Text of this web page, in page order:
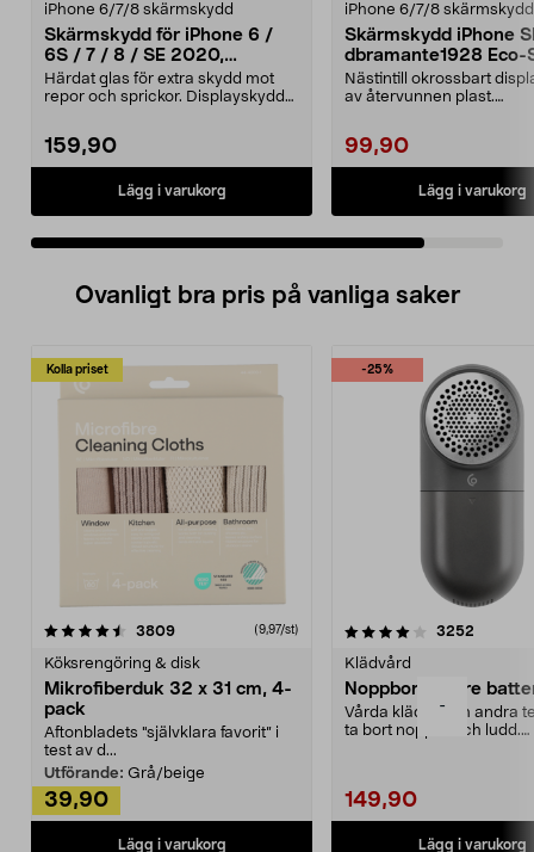
-
iPhone 6/7/8 skärmskydd
Skärmskydd för iPhone 6 /
6S / 7 / 8 / SE 2020,
Tempered Glass
Härdat glas för extra skydd mot
repor och sprickor. Displayskyddet
159,90
Lägg i varukorg
iPhone 6/7/8 skärmskydd
Skärmskydd iPhone
dbramante1928 Eco-
Nästintill okrossbart
av återvunnen plast.
99,90
Lägg i varukorg
Ovanligt bra pris på vanliga saker
Kolla priset
3809recensioner (9,97/st)
Köksrengöring & disk
Mikrofiberduk 32 x 31 cm, 4-
pack
Aftonbladets "självklara favorit” i
test av d...
Utförande: Grå/beige
39,90
Lägg i varukorg
-25%
4.0av 5 stjärnor 3252
Klädvård
Noppborttagare
Vårda kläder och andra
ta bort noppor och ludd.
149,90
Lägg i varukorg
4.5av 5 stjärnor